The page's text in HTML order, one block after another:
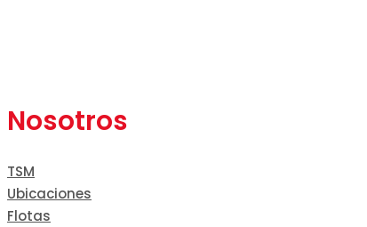
Nosotros
TSM
Ubicaciones
Flotas